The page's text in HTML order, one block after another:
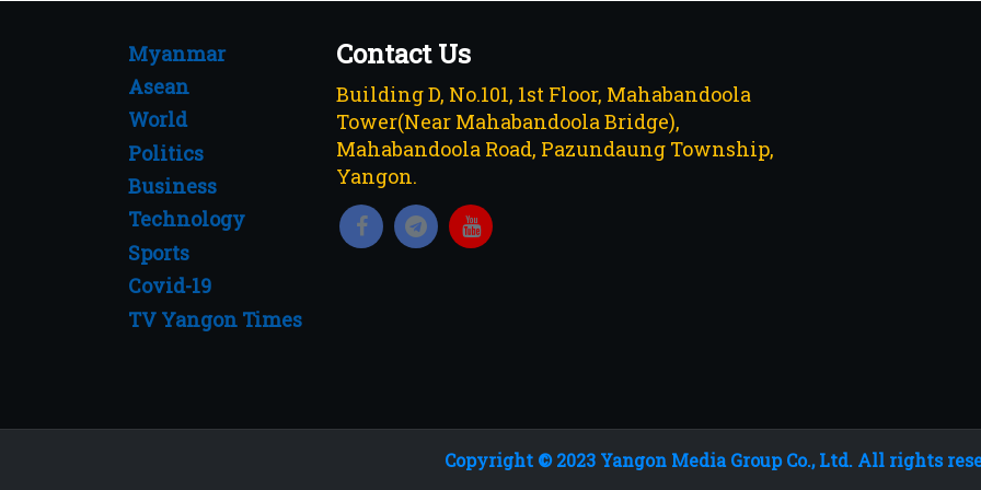
Myanmar
Asean
World
Politics
Business
Technology
Sports
Covid-19
TV Yangon Times
Contact Us
Building D, No.101, 1st Floor, Mahabandoola
Tower(Near Mahabandoola Bridge),
Mahabandoola Road, Pazundaung Township,
Yangon.
Copyright © 2023 Yangon Media Group Co., Ltd. All rights